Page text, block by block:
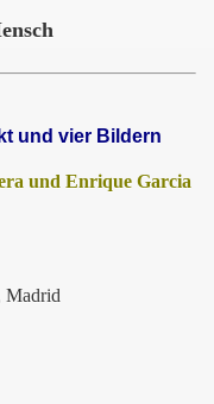
und vier Bildern
und Enrique Garcia
Madrid